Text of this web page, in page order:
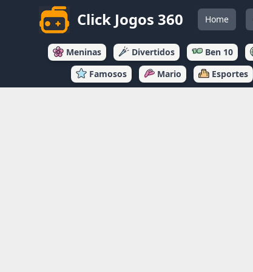
Click Jogos 360 Home
Meninas Divertidos Ben 10
Famosos
Mario Esportes